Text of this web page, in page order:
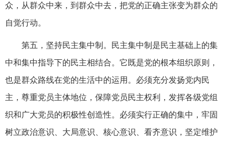
众，从群众中来，到群众中去，把党的正确主张变为群众的
自觉行动。
第五，坚持民主集中制。民主集中制是民主基础上的集
中和集中指导下的民主相结合。它既是党的根本组织原则，
也是群众路线在党的生活中的运用。必须充分发扬党内民
主，尊重党员主体地位，保障党员民主权利，发挥各级党组
织和广大党员的积极性创造性。必须实行正确的集中，牢固
树立政治意识、大局意识、核心意识、看齐意识，坚定维护